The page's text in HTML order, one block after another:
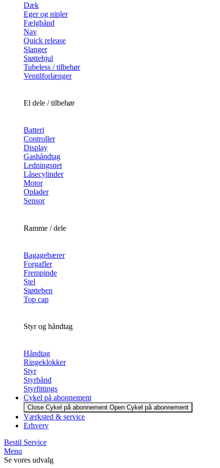
Dæk
Eger og nipler
Fælgbånd
Nav
Quick release
Slanger
Støttehjul
Tubeless / tilbehør
Ventilforlænger
El dele / tilbehør
Batteri
Controller
Display
Gashåndtag
Ledningsnet
Låsecylinder
Motor
Oplader
Sensor
Ramme / dele
Bagagebærer
Forgafler
Frempinde
Stel
Støtteben
Top cap
Styr og håndtag
Håndtag
Ringeklokker
Styr
Styrbånd
Styrfittings
Cykel på abonnement
Close Cykel på abonnement Open Cykel på abonnement
Værksted & service
Erhverv
Bestil Service
Menu
Se vores udvalg